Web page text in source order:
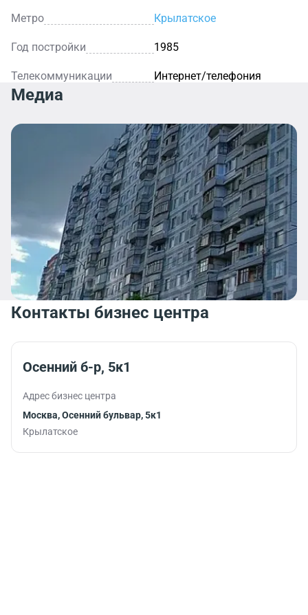
Метро Крылатское
Год постройки 1985
Телекоммуникации Интернет/телефония
Медиа
Контакты бизнес центра
Осенний б-р, 5к1
Адрес бизнес центра
Москва, Осенний бульвар, 5к1
Крылатское